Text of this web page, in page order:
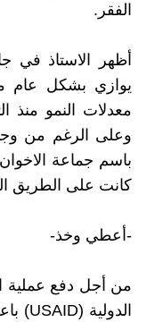
الفقر.
أظهر الاستاذ في
يوازي بشكل عام
معدلات النمو منذ
وعلى الرغم من
باسم جماعة
كانت على الطريق
-أعطي وخذ-
من أجل دفع عملية